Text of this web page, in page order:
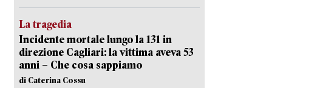
La tragedia
Incidente mortale lungo la 131 in
direzione Cagliari: la vittima aveva 53
anni – Che cosa sappiamo
di Caterina Cossu